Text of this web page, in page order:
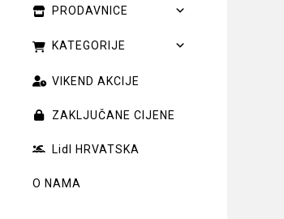
PRODAVNICE
KATEGORIJE
VIKEND AKCIJE
ZAKLJUČANE CIJENE
Lidl HRVATSKA
O NAMA